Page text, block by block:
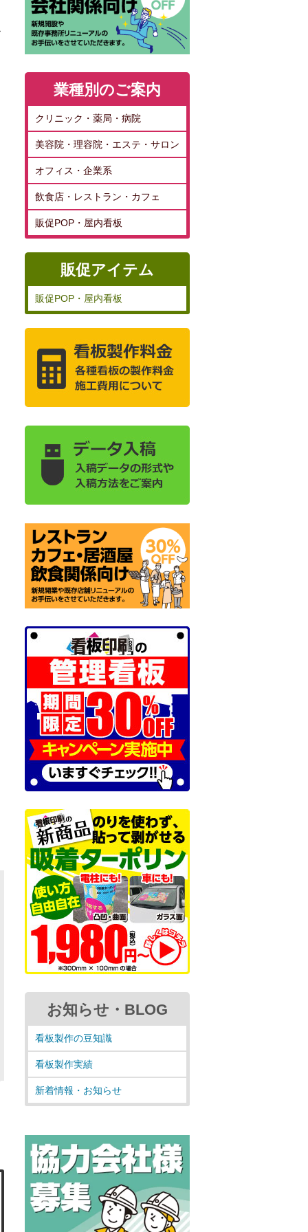
業種別のご案内
クリニック・薬局・病院
美容院・理容院・エステ・サロン
オフィス・企業系
飲食店・レストラン・カフェ
販促POP・屋内看板
販促アイテム
販促POP・屋内看板
お知らせ・BLOG
看板製作の豆知識
看板製作実績
新着情報・お知らせ